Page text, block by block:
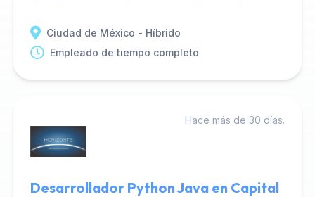
Ciudad de México - Híbrido
Empleado de tiempo completo
Hace más de 30 días.
Desarrollador Python Java en Capital